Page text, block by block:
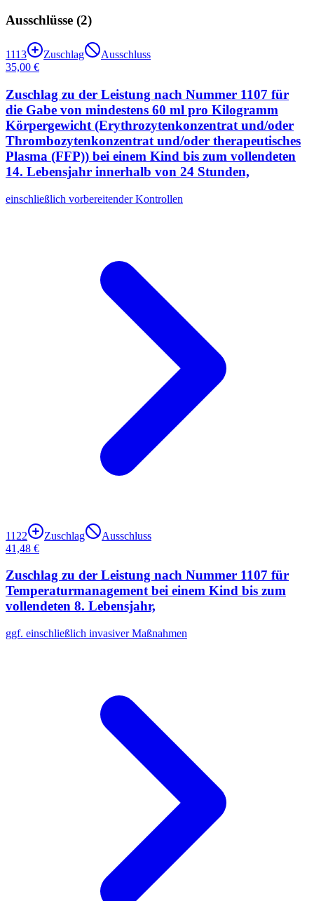
Ausschlüsse (2)
1113 Zuschlag
Ausschluss
35,00 €
Zuschlag zu der Leistung nach Nummer 1107 für
die Gabe von mindestens 60 ml pro Kilogramm
Körpergewicht (Erythrozytenkonzentrat und/oder
Thrombozytenkonzentrat und/oder therapeutisches
Plasma (FFP)) bei einem Kind bis zum vollendeten
14. Lebensjahr innerhalb von 24 Stunden,
einschließlich vorbereitender Kontrollen
1122 Zuschlag
Ausschluss
41,48 €
Zuschlag zu der Leistung nach Nummer 1107 für
Temperaturmanagement bei einem Kind bis zum
vollendeten 8. Lebensjahr,
ggf. einschließlich invasiver Maßnahmen